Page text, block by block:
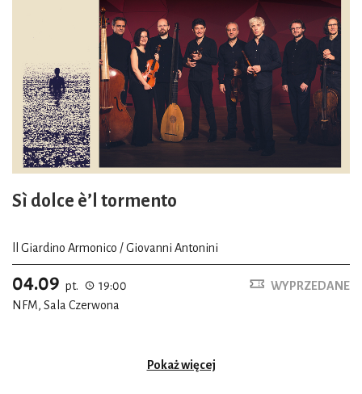
Sì dolce è’l tormento
ll Giardino Armonico / Giovanni Antonini
04.09 pt.
19:00
NFM, Sala Czerwona
WYPRZEDANE
Pokaż więcej